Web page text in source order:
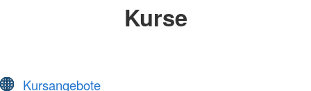
Kurse
Kursangebote